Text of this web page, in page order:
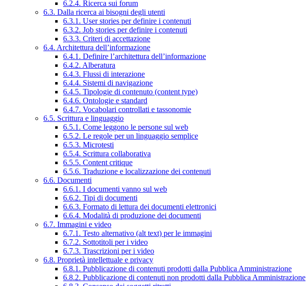
6.2.4. Ricerca sui forum
6.3. Dalla ricerca ai bisogni degli utenti
6.3.1. User stories per definire i contenuti
6.3.2. Job stories per definire i contenuti
6.3.3. Criteri di accettazione
6.4. Architettura dell’informazione
6.4.1. Definire l’architettura dell’informazione
6.4.2. Alberatura
6.4.3. Flussi di interazione
6.4.4. Sistemi di navigazione
6.4.5. Tipologie di contenuto (content type)
6.4.6. Ontologie e standard
6.4.7. Vocabolari controllati e tassonomie
6.5. Scrittura e linguaggio
6.5.1. Come leggono le persone sul web
6.5.2. Le regole per un linguaggio semplice
6.5.3. Microtesti
6.5.4. Scrittura collaborativa
6.5.5. Content critique
6.5.6. Traduzione e localizzazione dei contenuti
6.6. Documenti
6.6.1. I documenti vanno sul web
6.6.2. Tipi di documenti
6.6.3. Formato di lettura dei documenti elettronici
6.6.4. Modalità di produzione dei documenti
6.7. Immagini e video
6.7.1. Testo alternativo (alt text) per le immagini
6.7.2. Sottotitoli per i video
6.7.3. Trascrizioni per i video
6.8. Proprietà intellettuale e privacy
6.8.1. Pubblicazione di contenuti prodotti dalla Pubblica Amministrazione
6.8.2. Pubblicazione di contenuti non prodotti dalla Pubblica Amministrazione